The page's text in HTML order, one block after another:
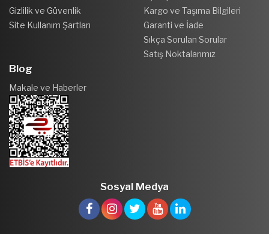
Gizlilik ve Güvenlik
Site Kullanım Şartları
Kargo ve Taşıma Bilgileri
Garanti ve İade
Sıkça Sorulan Sorular
Satış Noktalarımız
Blog
Makale ve Haberler
Sosyal Medya